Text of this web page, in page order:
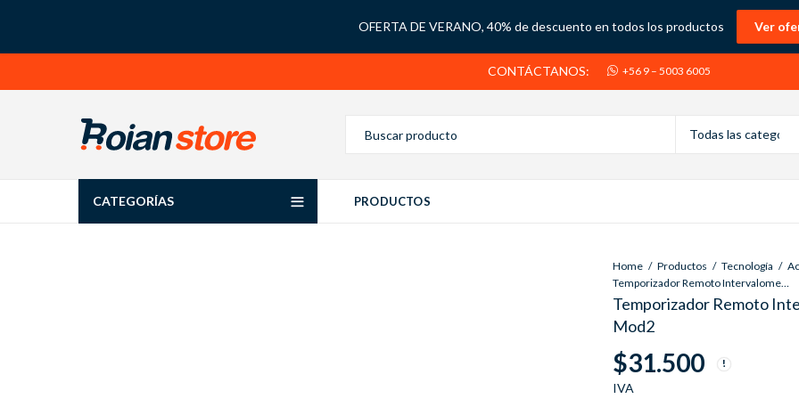
OFERTA DE VERANO, 40% de descuento en todos los productos Ver
CONTÁCTANOS: +56 9 – 5003 6005
CATEGORÍAS PRODUCTOS
Home Productos Tecnología
Temporizador Remoto Intervalometro Camaras Digital Sony Mod2
Temporizador Remoto
Mod2
$31.500
IVA